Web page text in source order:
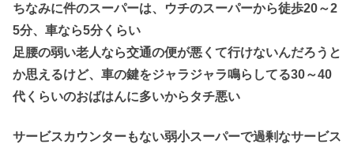
ちなみに件のスーパーは、ウチのスーパーから徒歩20～2
5分、車なら5分くらい
足腰の弱い老人なら交通の便が悪くて行けないんだろうと
か思えるけど、車の鍵をジャラジャラ鳴らしてる30～40
代くらいのおばはんに多いからタチ悪い
サービスカウンターもない弱小スーパーで過剰なサービス